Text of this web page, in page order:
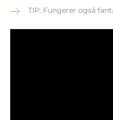
TIP: Fungerer også